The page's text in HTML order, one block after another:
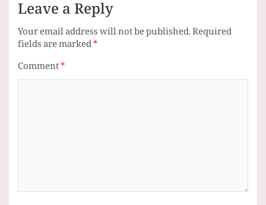
Leave a Reply
Your email address will not be published.Required
fields are marked*
Comment*